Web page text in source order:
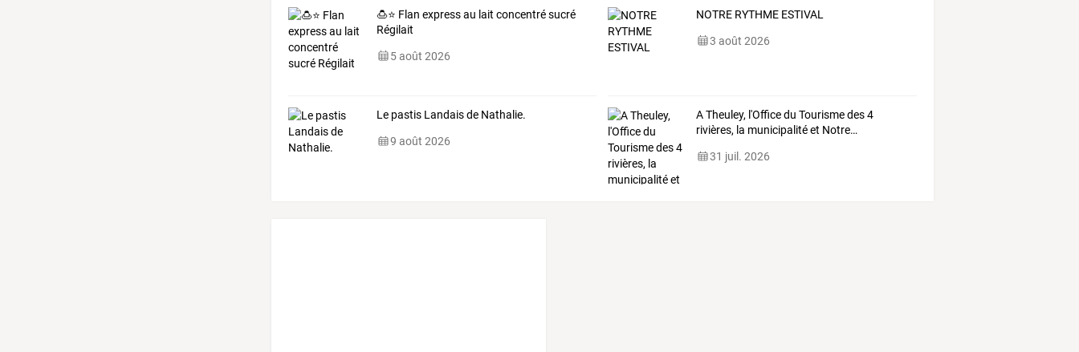
🍮⭐ Flan express au lait concentré sucré
Régilait
5 août 2026
NOTRE RYTHME ESTIVAL
3 août 2026
Le pastis Landais de Nathalie.
9 août 2026
ATheuley, l'Officedu Tourismedes4
rivières, la municipalitéet Notre…
31 juil. 2026